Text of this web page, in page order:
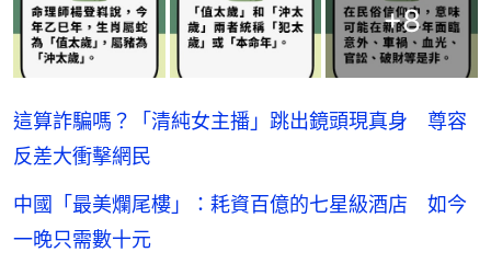
+8
這算詐騙嗎？「清純女主播」跳出鏡頭現真身 尊容
反差大衝擊網民
中國「最美爛尾樓」：耗資百億的七星級酒店 如今
一晚只需數十元